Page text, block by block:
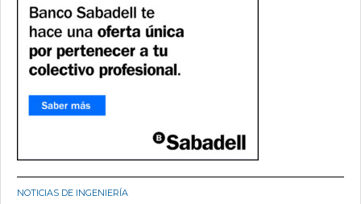
NOTICIAS DE INGENIERÍA